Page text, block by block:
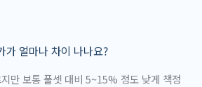
가 얼마나 차이 나나요?
만 보통 풀셋 대비 5~15% 정도 낮게 책정